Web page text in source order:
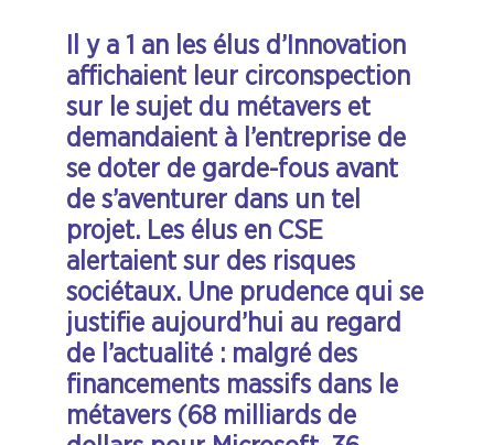
Il y a 1 an les élus d’Innovation
affichaient leur circonspection
sur le sujet du métavers et
demandaient à l’entreprise de
se doter de garde-fous avant
de s’aventurer dans un tel
projet. Les élus en CSE
alertaient sur des risques
sociétaux. Une prudence qui se
justifie aujourd’hui au regard
de l’actualité : malgré des
financements massifs dans le
métavers (68 milliards de